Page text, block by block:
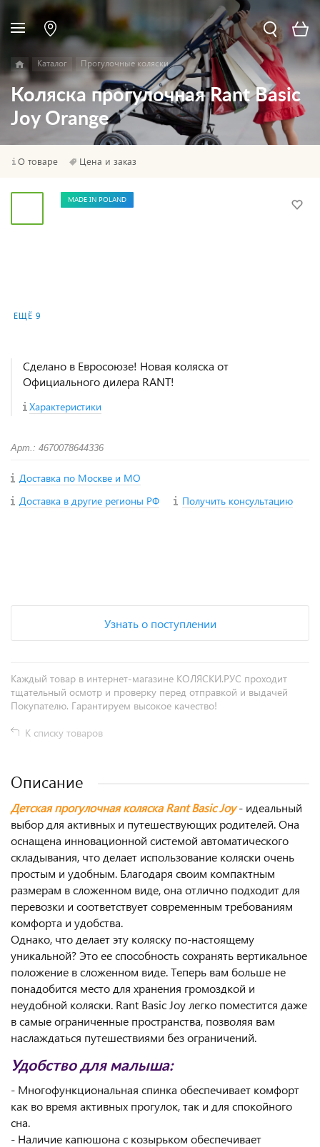
Каталог Прогулочные коляски
Коляска прогулочная Rant Basic
Joy Orange
О товаре Цена и заказ
ЕЩЁ 9
MADE IN POLAND
Сделано в Евросоюзе! Новая коляска от
Официального дилера RANT!
Характеристики
Арт.: 4670078644336
Доставка по Москве и МО
Доставка в другие регионы РФ
Получить консультацию
Узнать о поступлении
Каждый товар в интернет-магазине КОЛЯСКИ.РУС проходит
тщательный осмотр и проверку перед отправкой и выдачей
Покупателю. Гарантируем высокое качество!
К списку товаров
Описание
Детская прогулочная коляска Rant Basic Joy- идеальный
выбор для активных и путешествующих родителей. Она
оснащена инновационной системой автоматического
складывания, что делает использование коляски очень
простым и удобным. Благодаря своим компактным
размерам в сложенном виде, она отлично подходит для
перевозки и соответствует современным требованиям
комфорта и удобства.
Однако, что делает эту коляску по-настоящему
уникальной? Это ее способность сохранять вертикальное
положение в сложенном виде. Теперь вам больше не
понадобится место для хранения громоздкой и
неудобной коляски. Rant Basic Joy легко поместится даже
в самые ограниченные пространства, позволяя вам
наслаждаться путешествиями без ограничений.
Удобство для малыша:
- Многофункциональная спинка обеспечивает комфорт
как во время активных прогулок, так и для спокойного
сна.
- Наличие капюшона с козырьком обеспечивает